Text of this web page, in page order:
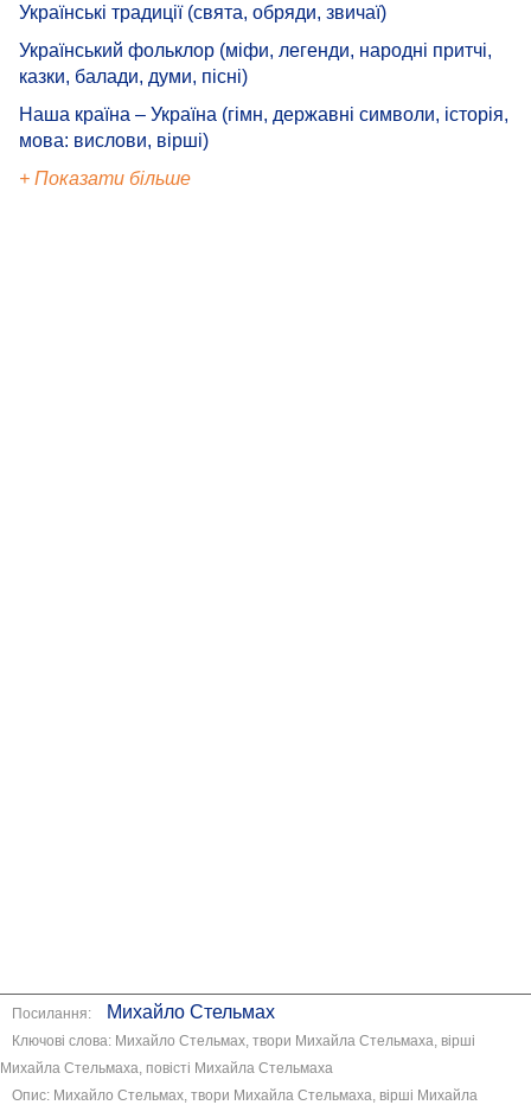
Українські традиції (свята, обряди, звичаї)
Український фольклор (міфи, легенди, народні притчі,
казки, балади, думи, пісні)
Наша країна – Україна (гімн, державні символи, історія,
мова: вислови, вірші)
+ Показати більше
Посилання: Михайло Стельмах
Ключові слова: Михайло Стельмах, твори Михайла Стельмаха, вірші
Михайла Стельмаха, повісті Михайла Стельмаха
Опис: Михайло Стельмах, твори Михайла Стельмаха, вірші Михайла